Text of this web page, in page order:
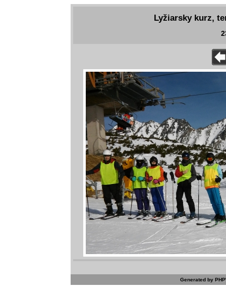
Lyžiarsky kurz,
Generated by